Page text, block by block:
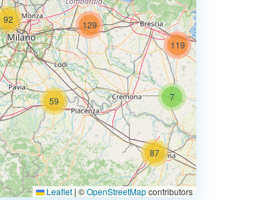
87
92
59 7
129
119
Leaflet | ©OpenStreetMapcontributors